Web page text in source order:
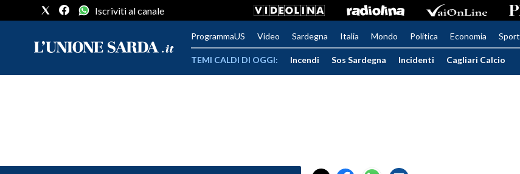
Iscriviti al canale
ProgrammaUS Video Sardegna Italia Mondo Politica Economia Sport
TEMI CALDI DI OGGI: Incendi Sos Sardegna Incidenti Cagliari Calcio